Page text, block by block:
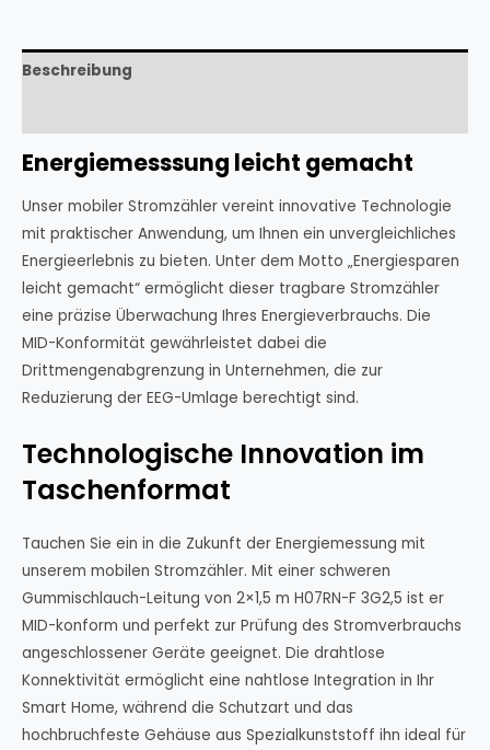
Beschreibung
Energiemesssung leicht gemacht
Unser mobiler Stromzähler vereint innovative Technologie
mit praktischer Anwendung, um Ihnen ein unvergleichliches
Energieerlebnis zu bieten. Unter dem Motto „Energiesparen
leicht gemacht“ ermöglicht dieser tragbare Stromzähler
eine präzise Überwachung Ihres Energieverbrauchs. Die
MID-Konformität gewährleistet dabei die
Drittmengenabgrenzung in Unternehmen, die zur
Reduzierung der EEG-Umlage berechtigt sind.
Technologische Innovation im
Taschenformat
Tauchen Sie ein in die Zukunft der Energiemessung mit
unserem mobilen Stromzähler. Mit einer schweren
Gummischlauch-Leitung von 2×1,5 m H07RN-F 3G2,5 ist er
MID-konform und perfekt zur Prüfung des Stromverbrauchs
angeschlossener Geräte geeignet. Die drahtlose
Konnektivität ermöglicht eine nahtlose Integration in Ihr
Smart Home, während die Schutzart und das
hochbruchfeste Gehäuse aus Spezialkunststoff ihn ideal für